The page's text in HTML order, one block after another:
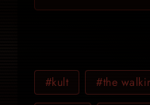
#kult #the